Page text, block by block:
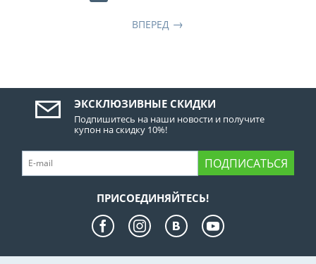
ВПЕРЕД
ЭКСКЛЮЗИВНЫЕ СКИДКИ
Подпишитесь на наши новости и получите
купон на скидку 10%!
ПОДПИСАТЬСЯ
ПРИСОЕДИНЯЙТЕСЬ!